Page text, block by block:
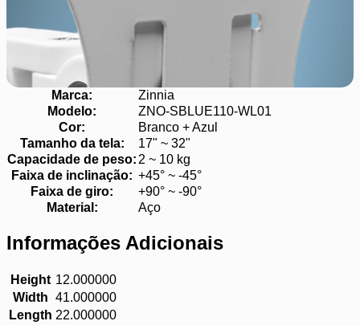
Marca:
Zinnia
Modelo:
ZNO-SBLUE110-WL01
Cor:
Branco + Azul
Tamanho da tela:
17" ~ 32"
Capacidade de peso: 2 ~ 10 kg
Faixa de inclinação: +45° ~ -45°
Faixa de giro:
+90° ~ -90°
Material:
Aço
Informações Adicionais
Height 12.000000
Width 41.000000
Length 22.000000